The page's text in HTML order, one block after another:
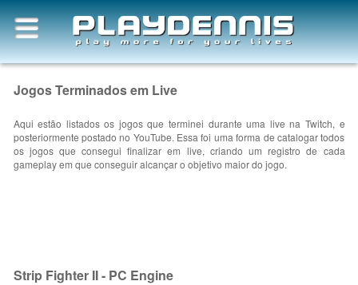
Jogos Terminados em Live
Aqui estão listados os jogos que terminei durante uma live na Twitch, e
posteriormente postado no YouTube. Essa foi uma forma de catalogar todos
os jogos que consegui finalizar em live, criando um registro de cada
gameplay em que conseguir alcançar o objetivo maior do jogo.
Strip Fighter II - PC Engine